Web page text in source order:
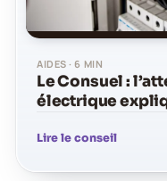
AIDES · 6 MIN
Le Consuel :
électrique
Lire le conseil